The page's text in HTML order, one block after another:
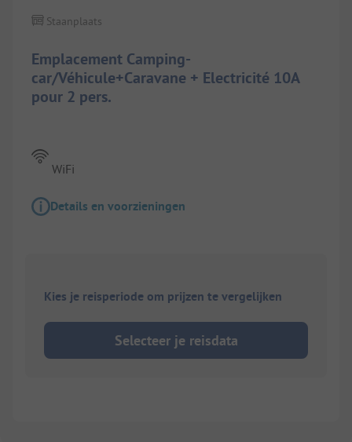
Emplacement Camping-
car/Véhicule+Caravane + Electricité 10A
pour 2 pers.
Staanplaats
WiFi
Details en voorzieningen
Kies je reisperiode om prijzen te vergelijken
Selecteer je reisdata